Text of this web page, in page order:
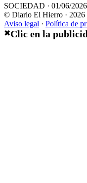
SOCIEDAD · 01/06/
© Diario El Hierro · 2026
Aviso legal · Política de
✖Clic en la